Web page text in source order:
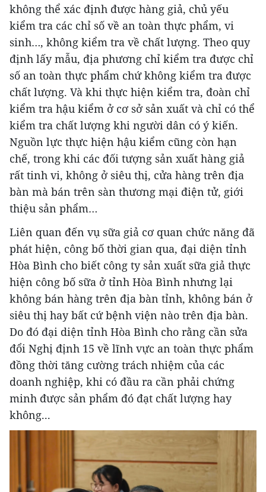
không thể xác định được hàng giả, chủ yếu
kiểm tra các chỉ số về an toàn thực phẩm, vi
sinh…, không kiểm tra về chất lượng. Theo quy
định lấy mẫu, địa phương chỉ kiểm tra được chỉ
số an toàn thực phẩm chứ không kiểm tra được
chất lượng. Và khi thực hiện kiểm tra, đoàn chỉ
kiểm tra hậu kiểm ở cơ sở sản xuất và chỉ có thể
kiểm tra chất lượng khi người dân có ý kiến.
Nguồn lực thực hiện hậu kiểm cũng còn hạn
chế, trong khi các đối tượng sản xuất hàng giả
rất tinh vi, không ở siêu thị, cửa hàng trên địa
bàn mà bán trên sàn thương mại điện tử, giới
thiệu sản phẩm…
Liên quan đến vụ sữa giả cơ quan chức năng đã
phát hiện, công bố thời gian qua, đại diện tỉnh
Hòa Bình cho biết công ty sản xuất sữa giả thực
hiện công bố sữa ở tỉnh Hòa Bình nhưng lại
không bán hàng trên địa bàn tỉnh, không bán ở
siêu thị hay bất cứ bệnh viện nào trên địa bàn.
Do đó đại diện tỉnh Hòa Bình cho rằng cần sửa
đổi Nghị định 15 về lĩnh vực an toàn thực phẩm
đồng thời tăng cường trách nhiệm của các
doanh nghiệp, khi có đầu ra cần phải chứng
minh được sản phẩm đó đạt chất lượng hay
không...